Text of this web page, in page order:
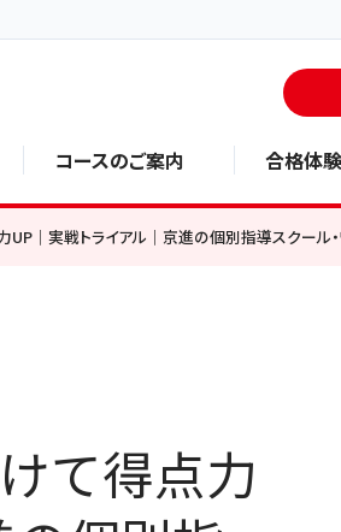
コースのご案内 合格体
｜実戦トライアル｜京進の個別指導スクー
て得点力